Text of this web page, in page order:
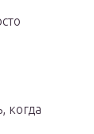
когда